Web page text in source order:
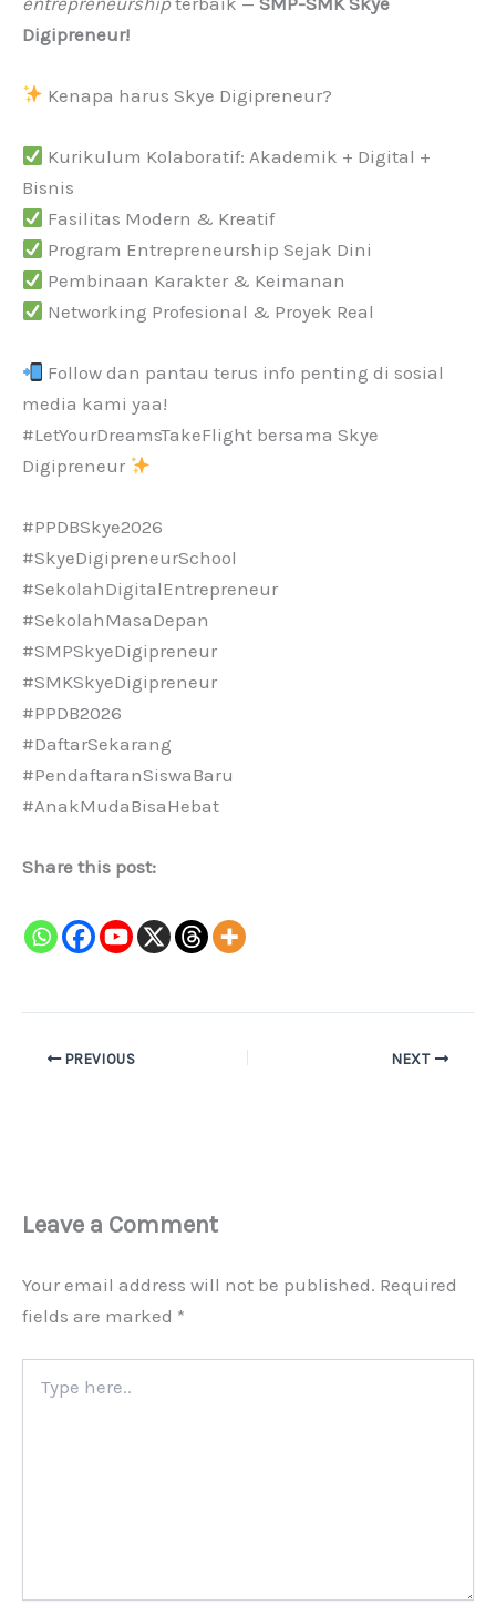
Digipreneur!
Kenapa harus Skye Digipreneur?
Kurikulum Kolaboratif: Akademik + Digital +
Bisnis
Fasilitas Modern & Kreatif
Program Entrepreneurship Sejak Dini
Pembinaan Karakter & Keimanan
Networking Profesional & Proyek Real
Follow dan pantau terus info penting di sosial
media kami yaa!
#LetYourDreamsTakeFlight bersama Skye
Digipreneur
#PPDBSkye2026
#SkyeDigipreneurSchool
#SekolahDigitalEntrepreneur
#SekolahMasaDepan
#SMPSkyeDigipreneur
#SMKSkyeDigipreneur
#PPDB2026
#DaftarSekarang
#PendaftaranSiswaBaru
#AnakMudaBisaHebat
Share this post:
PREVIOUS NEXT
Leave a Comment
Your email address will not be published. Required
fields are marked *
here..